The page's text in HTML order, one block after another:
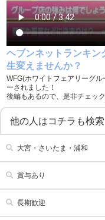
幹部候補
制服貸与
勤務地相談
在宅ワーク可
送迎車持込禁煙可
残業代支給
ヘブンネットランキン
生変えませんか？
WFG(ホワイトフェアリーグ
ーされました！
後編もあるので、是非チェッ
他の人はコチラも検索
大宮・さいたま・浦和
賞与あり
長期歓迎